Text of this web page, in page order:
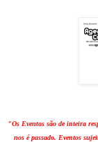
"Os Eventos são de inteira
nos é passado. Eventos